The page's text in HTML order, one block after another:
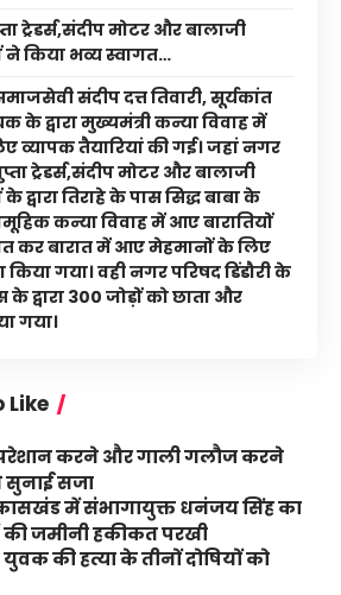
ट्रेडर्स,संदीप मोटर और बालाजी
किया भव्य स्वागत…
संदीप दत्त तिवारी, सूर्यकांत
के द्वारा मुख्यमंत्री कन्या विवाह में
व्यापक तैयारियां की गई। जहां नगर
ट्रेडर्स,संदीप मोटर और बालाजी
तिराहे के पास सिद्ध बाबा के
कन्या विवाह में आए बारातियों
कर बारात में आए मेहमानों के लिए
गया। वही नगर परिषद डिंडौरी के
के द्वारा 300 जोड़ों को छाता और
गया।
Like
परेशान करने और गाली गलौज करने
सुनाई सजा
में संभागायुक्त धनंजय सिंह का
जमीनी हकीकत परखी
युवक की हत्या के तीनों दोषियों को